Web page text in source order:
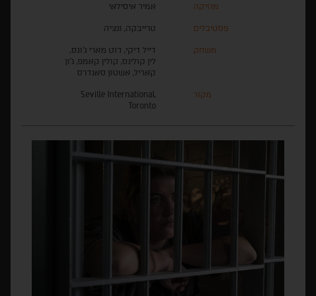
מוזיקה אמיר איסילאי
פסטיבלים טרייבקה, ונציה
משחק
דייל דיקי, דוט מארי ג'ונס,
לין קולינס, קולין קאמפ, ג'ון
קאריל, אשטון סאנדרס
מקור
Seville International,
Toronto